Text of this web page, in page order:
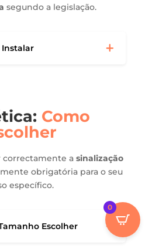
segundo a legislação.
Instalar
Como
correctamente asinalização
obrigatória para o seu
específico.
Escolher
0